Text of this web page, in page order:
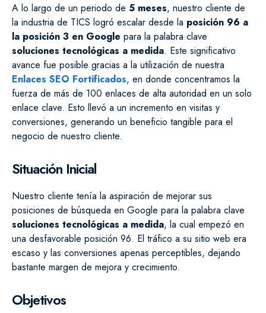
A lo largo de un periodo de 5 meses, nuestro cliente de
la industria de TICS logró escalar desde la posición 96 a
la posición 3 en Google para la palabra clave
soluciones tecnológicas a medida. Este significativo
avance fue posible gracias a la utilización de nuestra
Enlaces SEO Fortificados, en donde concentramos la
fuerza de más de 100 enlaces de alta autoridad en un solo
enlace clave. Esto llevó a un incremento en visitas y
conversiones, generando un beneficio tangible para el
negocio de nuestro cliente.
Situación Inicial
Nuestro cliente tenía la aspiración de mejorar sus
posiciones de búsqueda en Google para la palabra clave
soluciones tecnológicas a medida, la cual empezó en
una desfavorable posición 96. El tráfico a su sitio web era
escaso y las conversiones apenas perceptibles, dejando
bastante margen de mejora y crecimiento.
Objetivos